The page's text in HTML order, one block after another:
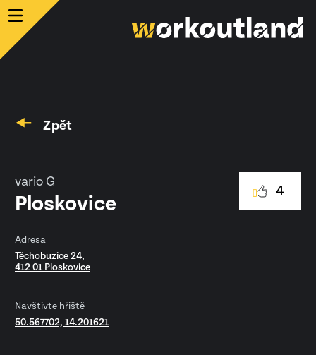
Zpět
vario G
Ploskovice
4
Adresa
Těchobuzice 24,
412 01 Ploskovice
Navštivte hřiště
50.567702, 14.201621